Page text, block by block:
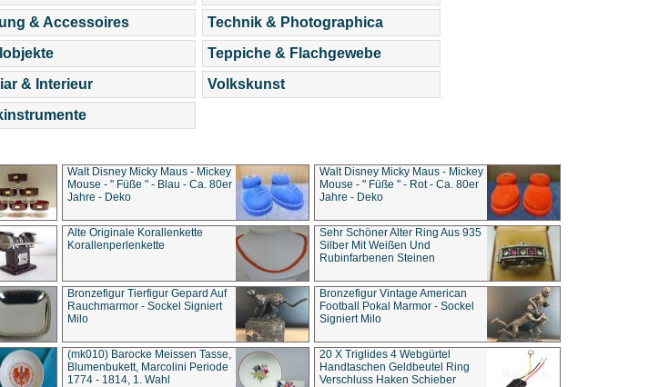
& Accessoires
& Interieur
Technik & Photographica
Teppiche & Flachgewebe
Volkskunst
Walt Disney Micky Maus - Mickey
Mouse - " Füße " - Blau - Ca. 80er
Jahre - Deko
Walt Disney Micky Maus - Mickey
Mouse - " Füße " - Rot - Ca. 80er
Jahre - Deko
Alte Originale Korallenkette
Korallenperlenkette
Sehr Schöner Alter Ring Aus 935
Silber Mit Weißen Und
Rubinfarbenen Steinen
Bronzefigur Tierfigur Gepard Auf
Rauchmarmor - Sockel Signiert
Milo
Bronzefigur Vintage American
Football Pokal Marmor - Sockel
Signiert Milo
(mk010) Barocke Meissen Tasse,
Blumenbukett, Marcolini Periode
1774 - 1814, 1. Wahl
20 X Triglides 4 Webgürtel
Handtaschen Geldbeutel Ring
Verschluss Haken Schieber